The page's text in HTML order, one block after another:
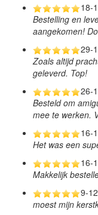
18-
Bestelling en
aangekomen!
29-
Zoals altijd
geleverd. Top!
26-
Besteld om
mee te werken.
16-
Het was een
16-
Makkelijk
9-
moest mijn